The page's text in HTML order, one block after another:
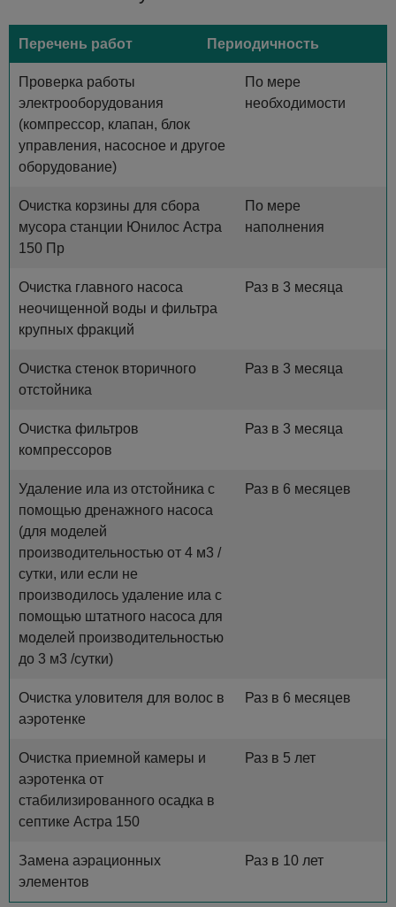
Перечень работ Периодичность
Проверка работы
электрооборудования
(компрессор, клапан, блок
управления, насосное и другое
оборудование)
По мере
необходимости
Очистка корзины для сбора
мусора станции Юнилос Астра
150 Пр
По мере
наполнения
Очистка главного насоса
неочищенной воды и фильтра
крупных фракций
Раз в 3 месяца
Очистка стенок вторичного
отстойника
Раз в 3 месяца
Очистка фильтров
компрессоров
Раз в 3 месяца
Удаление ила из отстойника с
помощью дренажного насоса
(для моделей
производительностью от 4 м3 /
сутки, или если не
производилось удаление ила с
помощью штатного насоса для
моделей производительностью
до 3 м3 /сутки)
Раз в 6 месяцев
Очистка уловителя для волос в
аэротенке
Раз в 6 месяцев
Очистка приемной камеры и
аэротенка от
стабилизированного осадка в
септике Астра 150
Раз в 5 лет
Замена аэрационных
элементов
Раз в 10 лет